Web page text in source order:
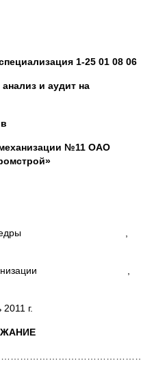
1-25 01 08 06
аудит на
в
№11 ОАО
от кафедры ,
от организации ,
г.